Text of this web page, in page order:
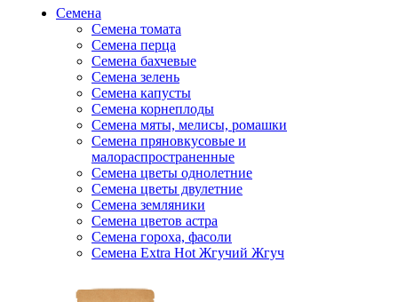
Семена
Семена томата
Семена перца
Семена бахчевые
Семена зелень
Семена капусты
Семена корнеплоды
Семена мяты, мелисы, ромашки
Семена пряновкусовые и
малораспространенные
Семена цветы однолетние
Семена цветы двулетние
Семена земляники
Семена цветов астра
Семена гороха, фасоли
Семена Extra Hot Жгучий Жгуч